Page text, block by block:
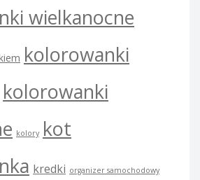
wielkanocne
kolorowanki
kolorowanki
kolory kot
kredki organizer samochodowy